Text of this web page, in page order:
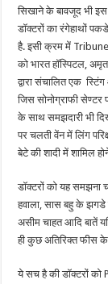
सिखाने के बावजूद भी
डॉक्टरों का रंगेहाथों पकडे
है. इसी क्रम में
को भारत हॉस्पिटल,
द्वारा संचालित एक
जिस सोनोग्राफी
के साथ समझदारी भी
पर चलती वेंन में लिंग
बेटे की शादी में शामिल
डॉक्टरों को यह समझना
हवाला, सास बहु के झगडे
असीम चाहत आदि बातें
ही कुछ अतिरिक्त फीस के
ये सच है की डॉक्टरों को